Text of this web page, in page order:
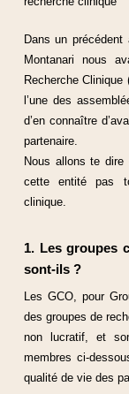
Dans un
Montanari nous
Recherche
l’une des
d’en connaître
partenaire.
Nous allons te
cette entité pas
clinique.
1. Les groupes
sont-ils ?
Les GCO, pour
des groupes de
non lucratif, et
membres ci-
qualité de vie des